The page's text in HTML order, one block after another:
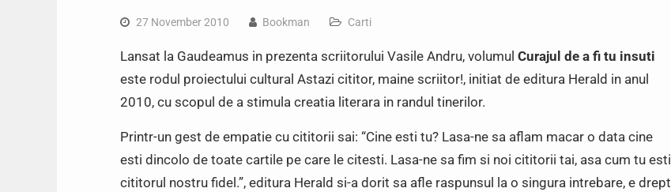
27 November 2010 Bookman Carti
Lansat la Gaudeamus in prezenta scriitorului Vasile Andru, volumul Curajul de a fi tu insuti
este rodul proiectului cultural Astazi cititor, maine scriitor!, initiat de editura Herald in anul
2010, cu scopul de a stimula creatia literara in randul tinerilor.
Printr-un gest de empatie cu cititorii sai: “Cine esti tu? Lasa-ne sa aflam macar o data cine
esti dincolo de toate cartile pe care le citesti. Lasa-ne sa fim si noi cititorii tai, asa cum tu esti
cititorul nostru fidel.”, editura Herald si-a dorit sa afle raspunsul la o singura intrebare, e drept